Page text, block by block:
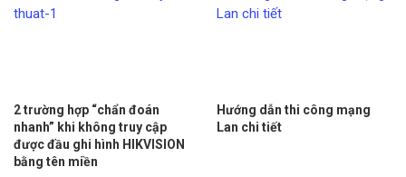
2 trường hợp “chẩn đoán
nhanh” khi không truy cập
được đầu ghi hình HIKVISION
bằng tên miền
Hướng dẫn thi công mạng
Lan chi tiết